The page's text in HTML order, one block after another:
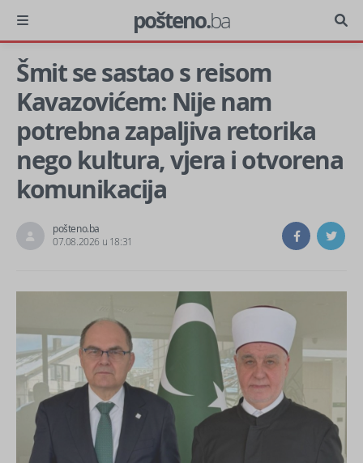
pošteno.ba
Šmit se sastao s reisom
Kavazovićem: Nije nam
potrebna zapaljiva retorika
nego kultura, vjera i otvorena
komunikacija
pošteno.ba
07.08.2026 u 18:31